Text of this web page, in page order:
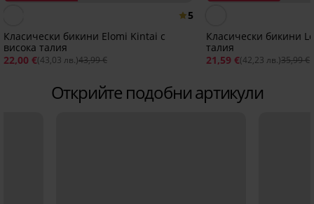
5
Класически бикини Elomi Kintai с
висока талия
22,00 €(43,03 лв.)43,99 €
Класически бикини
талия
21,59 €(42,23 лв.)35,99 €
Открийте подобни артикули